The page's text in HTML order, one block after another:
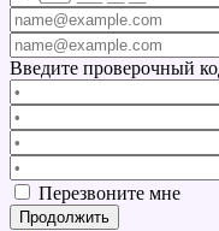
Введите проверочный
Перезвоните мне
Продолжить